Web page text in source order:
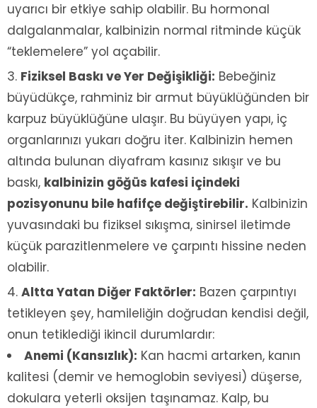
uyarıcı bir etkiye sahip olabilir. Bu hormonal
dalgalanmalar, kalbinizin normal ritminde küçük
“teklemelere” yol açabilir.
Fiziksel Baskı ve Yer Değişikliği: Bebeğiniz
büyüdükçe, rahminiz bir armut büyüklüğünden bir
karpuz büyüklüğüne ulaşır. Bu büyüyen yapı, iç
organlarınızı yukarı doğru iter. Kalbinizin hemen
altında bulunan diyafram kasınız sıkışır ve bu
baskı, kalbinizin göğüs kafesi içindeki
pozisyonunu bile hafifçe değiştirebilir. Kalbinizin
yuvasındaki bu fiziksel sıkışma, sinirsel iletimde
küçük parazitlenmelere ve çarpıntı hissine neden
olabilir.
Altta Yatan Diğer Faktörler: Bazen çarpıntıyı
tetikleyen şey, hamileliğin doğrudan kendisi değil,
onun tetiklediği ikincil durumlardır:
Anemi (Kansızlık): Kan hacmi artarken, kanın
kalitesi (demir ve hemoglobin seviyesi) düşerse,
dokulara yeterli oksijen taşınamaz. Kalp, bu